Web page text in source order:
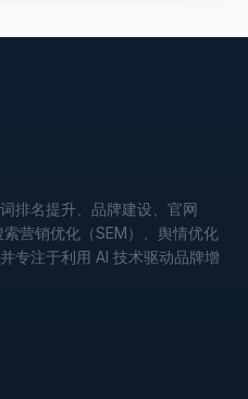
排名提升、品牌建设、官网
营销优化（SEM）、舆情优化
专注于利用 AI 技术驱动品牌增